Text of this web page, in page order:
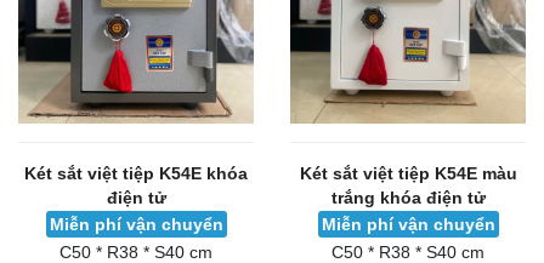
Két sắt việt tiệp K54E khóa
điện tử
Miễn phí vận chuyển
C50 * R38 * S40 cm
Két sắt việt tiệp K54E màu
trắng khóa điện tử
Miễn phí vận chuyển
C50 * R38 * S40 cm